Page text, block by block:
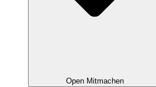
Open Mitmachen